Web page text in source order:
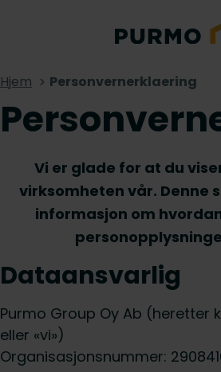
Hjem Personvernerklaering
Vi er glade for at du
virksomheten vår. Denne
informasjon om
Dataansvarlig
Purmo Group Oy Ab (heretter
eller «vi»)
Organisasjonsnummer: